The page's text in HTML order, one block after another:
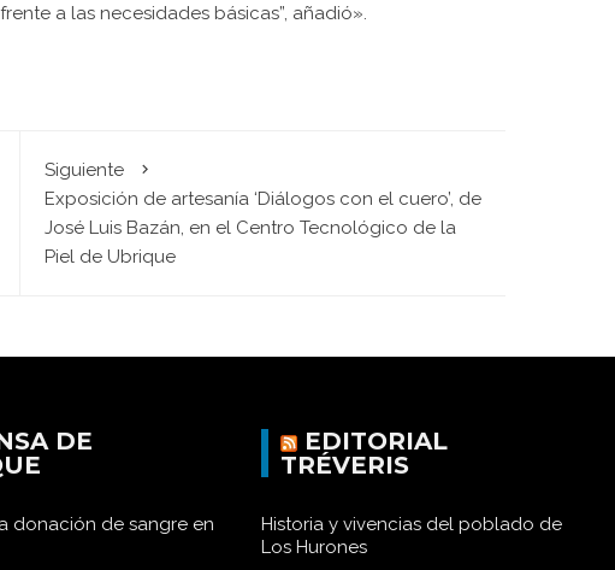
a las necesidades básicas”, añadió».
Siguiente
Exposición de artesanía ‘Diálogos con el cuero’, de
José Luis Bazán, en el Centro Tecnológico de la
Piel de Ubrique
DE
donación de sangre en
EDITORIAL
TRÉVERIS
Historia y vivencias del poblado de
Los Hurones